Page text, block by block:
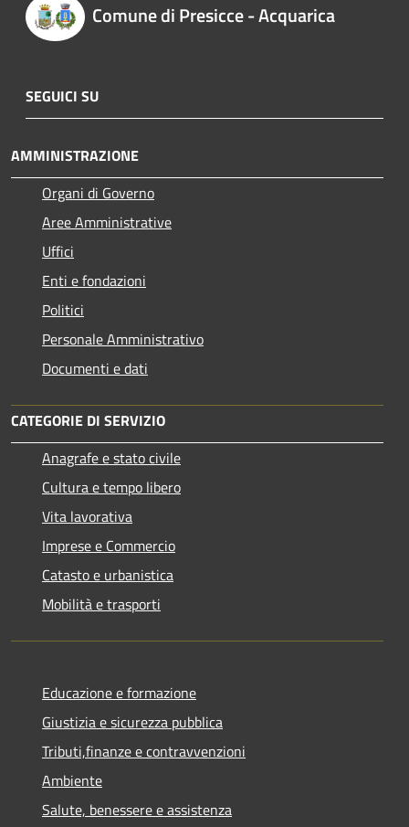
Comune di Presicce - Acquarica
SEGUICI SU
AMMINISTRAZIONE
Organi di Governo
Aree Amministrative
Uffici
Enti e fondazioni
Politici
Personale Amministrativo
Documenti e dati
CATEGORIE DI SERVIZIO
Anagrafe e stato civile
Cultura e tempo libero
Vita lavorativa
Imprese e Commercio
Catasto e urbanistica
Mobilità e trasporti
Educazione e formazione
Giustizia e sicurezza pubblica
Tributi,finanze e contravvenzioni
Ambiente
Salute, benessere e assistenza